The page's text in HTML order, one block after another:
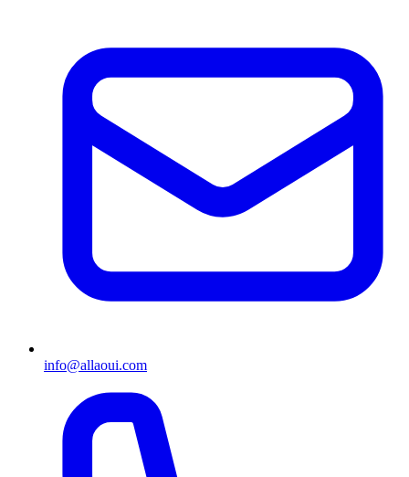
info@allaoui.com